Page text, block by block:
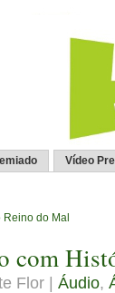
Vídeo
Reino do Mal
com
Flor | Áudio,